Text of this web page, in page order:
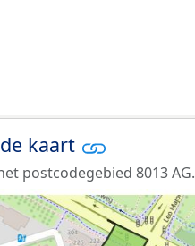
kaart
postcodegebied 8013 AG.